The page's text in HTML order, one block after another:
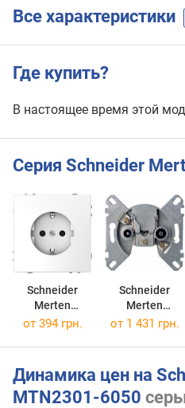
Все характеристики
Где купить?
В настоящее время этой
Серия Schneider
Schneider
Merten
MTN2301-6035
Schneider
Merten
MTN466099
от 394 грн. от 1 431 грн.
Динамика цен на
MTN2301-6050